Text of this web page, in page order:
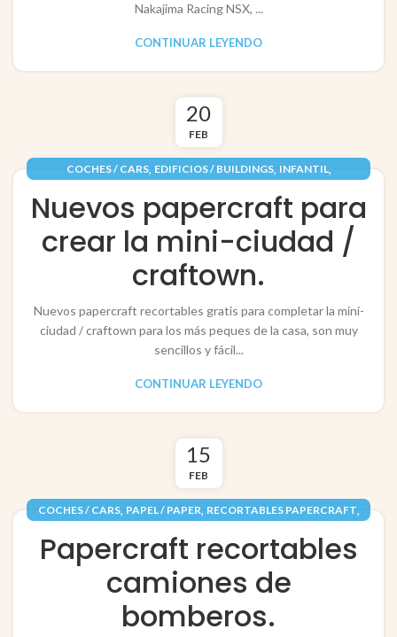
Nakajima Racing NSX, ...
CONTINUAR LEYENDO
20
FEB
COCHES / CARS, EDIFICIOS / BUILDINGS, INFANTIL,
VEHÍCULOS / VEHICLES
Nuevos papercraft para
crear la mini-ciudad /
craftown.
Nuevos papercraft recortables gratis para completar la mini-
ciudad / craftown para los más peques de la casa, son muy
sencillos y fácil...
CONTINUAR LEYENDO
15
FEB
COCHES / CARS, PAPEL / PAPER, RECORTABLES PAPERCRAFT,
Papercraft recortables
camiones de
bomberos.